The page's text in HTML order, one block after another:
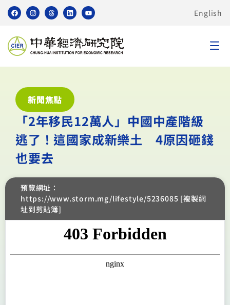
English
新聞焦點
「2年移民12萬人」中國中產階級
逃了！這國家成新樂土 4原因砸錢
也要去
預覽網址：
https://www.storm.mg/lifestyle/5236085 [複製網
址到剪貼簿]